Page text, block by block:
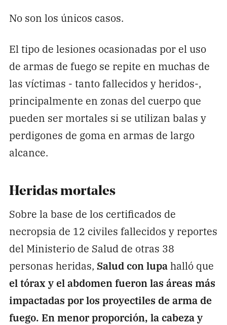
No son los únicos casos.
El tipo de lesiones ocasionadas por el uso
de armas de fuego se repite en muchas de
las víctimas - tanto fallecidos y heridos-,
principalmente en zonas del cuerpo que
pueden ser mortales si se utilizan balas y
perdigones de goma en armas de largo
alcance.
Heridas mortales
Sobre la base de los certificados de
necropsia de 12 civiles fallecidos y reportes
del Ministerio de Salud de otras 38
personas heridas, Salud con lupahalló que
el tórax y el abdomen fueron las áreas más
impactadas por los proyectiles de arma de
fuego. En menor proporción, la cabeza y